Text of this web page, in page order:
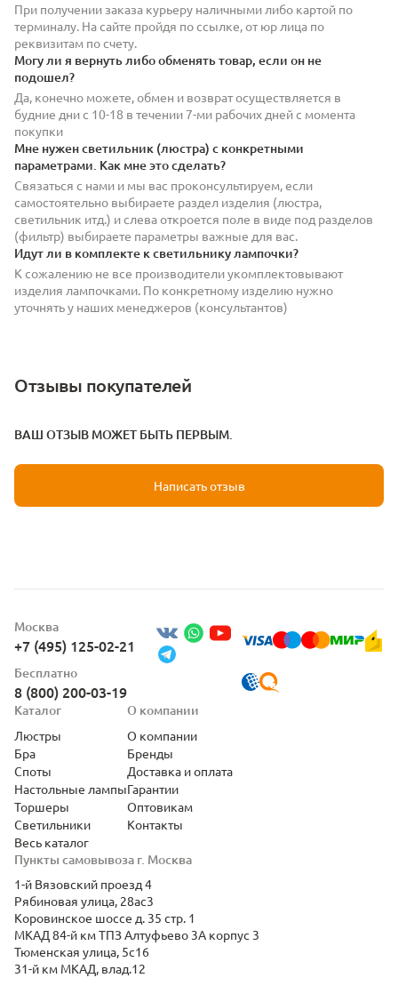
При получении заказа курьеру наличными либо картой по
терминалу. На сайте пройдя по ссылке, от юр лица по
реквизитам по счету.
Могу ли я вернуть либо обменять товар, если он не
подошел?
Да, конечно можете, обмен и возврат осуществляется в
будние дни с 10-18 в течении 7-ми рабочих дней с момента
покупки
Мне нужен светильник (люстра) с конкретными
параметрами. Как мне это сделать?
Связаться с нами и мы вас проконсультируем, если
самостоятельно выбираете раздел изделия (люстра,
светильник итд.) и слева откроется поле в виде под разделов
(фильтр) выбираете параметры важные для вас.
Идут ли в комплекте к светильнику лампочки?
К сожалению не все производители укомплектовывают
изделия лампочками. По конкретному изделию нужно
уточнять у наших менеджеров (консультантов)
Отзывы покупателей
ВАШ ОТЗЫВ МОЖЕТ БЫТЬ ПЕРВЫМ.
Написать отзыв
Москва
+7 (495) 125-02-21
Бесплатно
8 (800) 200-03-19
Пункты самовывоза г. Москва
1-й Вязовский проезд 4
Рябиновая улица, 28ас3
Коровинское шоссе д. 35 стр. 1
МКАД 84-й км ТПЗ Алтуфьево 3А корпус 3
Тюменская улица, 5с16
31-й км МКАД, влад.12
Каталог
Люстры
Бра
Споты
Настольные лампы
Торшеры
Светильники
Весь каталог
О компании
О компании
Бренды
Доставка и оплата
Гарантии
Оптовикам
Контакты